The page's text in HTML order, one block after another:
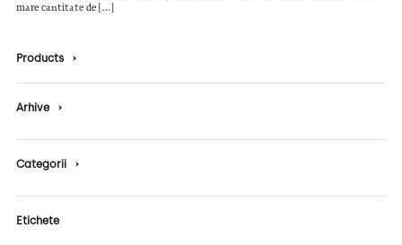
mare cantitate de […]
Products ›
Arhive ›
Categorii ›
Etichete